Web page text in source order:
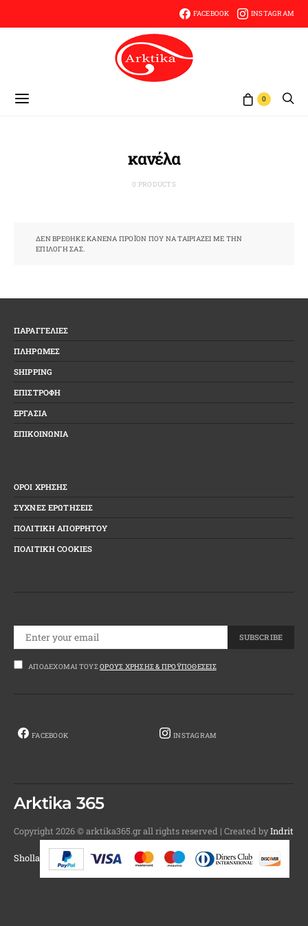
FACEBOOK INSTAGRAM
0
κανέλα
0 PRODUCTS
ΔΕΝ ΒΡΈΘΗΚΕ ΚΑΝΈΝΑ ΠΡΟΪΌΝ ΠΟΥ ΝΑ ΤΑΙΡΙΆΖΕΙ ΜΕ ΤΗΝ
ΕΠΙΛΟΓΉ ΣΑΣ.
ΠΑΡΑΓΓΕΛΙΕΣ
ΠΛΗΡΩΜΕΣ
SHIPPING
ΕΠΙΣΤΡΟΦΗ
ΕΡΓΑΣΙΑ
ΕΠΙΚΟΙΝΩΝΙΑ
ΟΡΟΙ ΧΡΗΣΗΣ
ΣΥΧΝΕΣ ΕΡΩΤΗΣΕΙΣ
ΠΟΛΙΤΙΚΗ ΑΠΟΡΡΗΤΟΥ
ΠΟΛΙΤΙΚΗ COOKIES
SUBSCRIBE
ΑΠΟΔΈΧΟΜΑΙ ΤΟΥΣΌΡΟΥΣ ΧΡΉΣΗΣ & ΠΡΟΫΠΟΘΈΣΕΙΣ
FACEBOOK INSTAGRAM
Arktika 365
Copyright 2026 © arktika365.gr all rights reserved | Created byIndrit
Sholla